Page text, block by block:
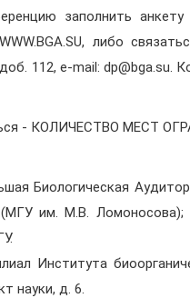
заполнить
либо
112, e-mail: dp@bga.su.
- КОЛИЧЕСТВО МЕСТ
Биологическая
им. М.В. Ломоносова);
Института
науки, д. 6.